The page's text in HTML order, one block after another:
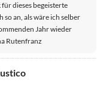
dieses begeisterte
so an, als wäre ich selber
Jahr wieder
Rutenfranz